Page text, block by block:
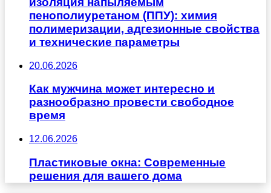
пенополиуретаном (ППУ): химия
полимеризации, адгезионные свойства
и технические параметры
20.06.2026
Как мужчина может интересно и
разнообразно провести свободное
время
12.06.2026
Пластиковые окна: Современные
решения для вашего дома